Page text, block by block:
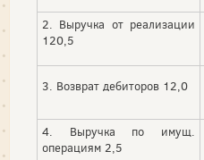
2. Выручка от реализации
120,5
3. Возврат дебиторов 12,0
4. Выручка по имущ.
операциям 2,5